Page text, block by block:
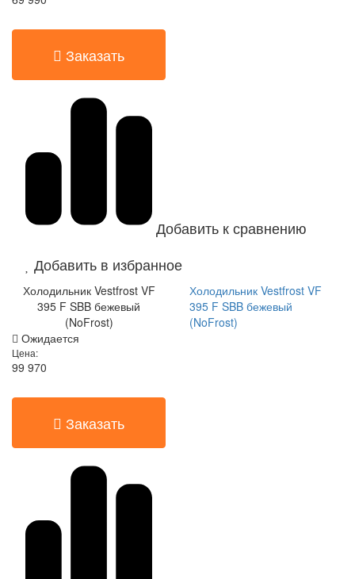
Заказать
Добавить к сравнению
Добавить в избранное
Холодильник Vestfrost VF
395 F SBB бежевый
(NoFrost)
Холодильник Vestfrost VF
395 F SBB бежевый
(NoFrost)
Ожидается
Цена:
99 970
Заказать